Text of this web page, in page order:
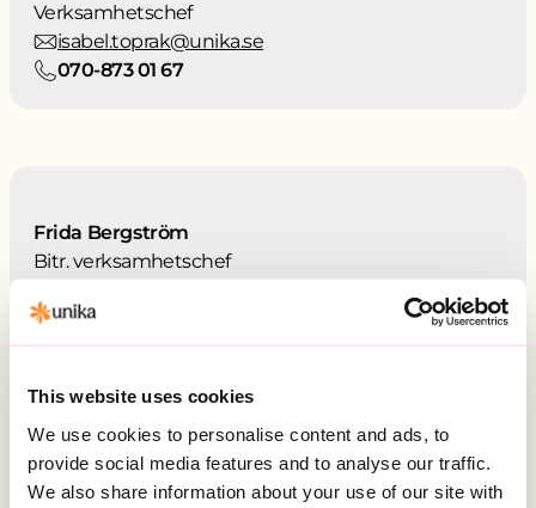
This website uses cookies
We use cookies to personalise content and ads, to
provide social media features and to analyse our traffic.
We also share information about your use of our site with
Verksamhetschef
isabel.toprak@unika.se
070-873 01 67
Frida Bergström
Bitr. verksamhetschef
070-543 09 22
Kontakta oss